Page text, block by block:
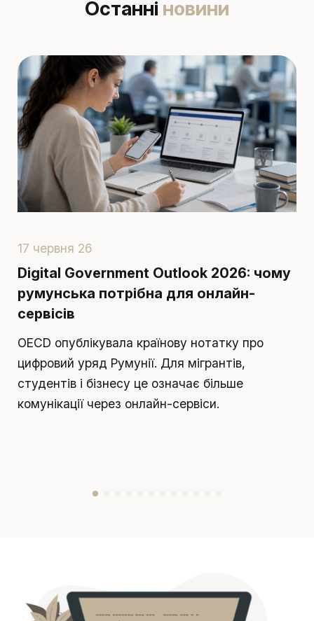
Останні новини
17 червня 26
Digital Government Outlook 2026: чому
румунська потрібна для онлайн-
сервісів
OECD опублікувала країнову нотатку про
цифровий уряд Румунії. Для мігрантів,
студентів і бізнесу це означає більше
комунікації через онлайн-сервіси.